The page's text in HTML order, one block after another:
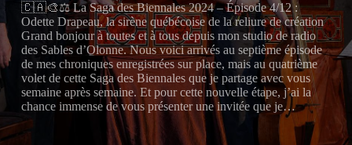
🇨🇦🎨⚖️ La Saga des Biennales 2024 – Épisode 4/12 :
Odette Drapeau, la sirène québécoise de la reliure de création
Grand bonjour à toutes et à tous depuis mon studio de radio
des Sables d’Olonne. Nous voici arrivés au septième épisode
de mes chroniques enregistrées sur place, mais au quatrième
volet de cette Saga des Biennales que je partage avec vous
semaine après semaine. Et pour cette nouvelle étape, j’ai la
chance immense de vous présenter une invitée que je…